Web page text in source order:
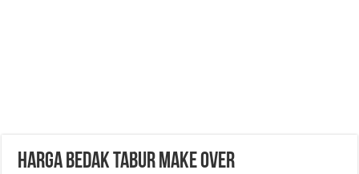
Harga Bedak Tabur Make Over